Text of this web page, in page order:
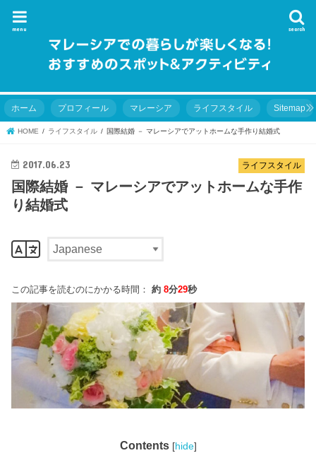
search
menu
ホーム プロフィール マレーシア ライフスタイル Sitemap
HOME ライフスタイル 国際結婚 － マレーシアでアットホームな手作り結婚式
ライフスタイル
2017.06.23
国際結婚 － マレーシアでアットホームな手作
り結婚式
この記事を読むのにかかる時間：約8分29秒
Contents [hide]